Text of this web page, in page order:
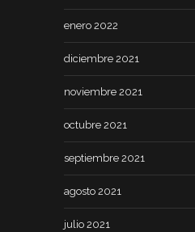
enero 2022
diciembre 2021
noviembre 2021
octubre 2021
septiembre 2021
agosto 2021
julio 2021